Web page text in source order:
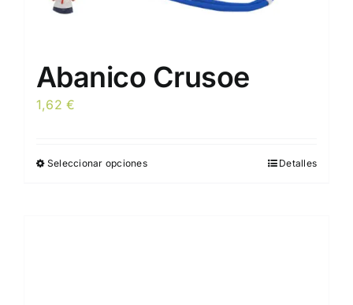
Abanico Crusoe
1,62€
Seleccionar opcionesEste
Detalles